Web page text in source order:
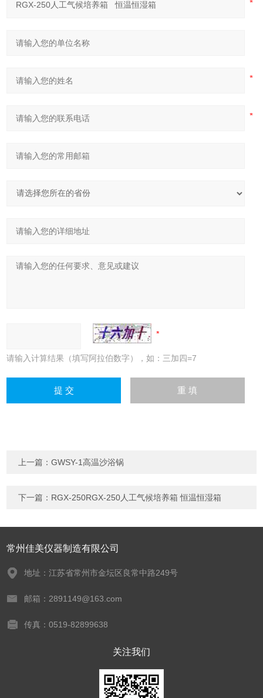
请输入计算结果（填写阿拉伯数字），如：三加四=7
上一篇：GWSY-1高温沙浴锅
下一篇： RGX-250RGX-250人工气候培养箱 恒温恒湿箱
常州佳美仪器制造有限公司
地址：江苏省常州市金坛区良常中路249号
邮箱：2891149@163.com
传真：0519-82899638
关注我们